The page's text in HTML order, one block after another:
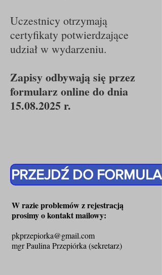
Uczestnicy otrzymają
certyfikaty potwierdzające
udział w wydarzeniu.
Zapisy odbywają się przez
formularz online do dnia
15.08.2025 r.
PRZEJDŹ DO
W razie problemów z rejestracją
prosimy o kontakt mailowy:
pkprzepiorka@gmail.com
mgr Paulina Przepiórka (sekretarz)